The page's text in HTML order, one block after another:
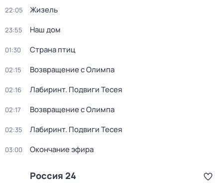
22:05 Жизель
23:55 Наш дом
01:30 Страна птиц
02:15 Возвращение с Олимпа
02:16 Лабиринт. Подвиги Тесея
02:17 Возвращение с Олимпа
02:35 Лабиринт. Подвиги Тесея
03:00 Окончание эфира
Россия 24